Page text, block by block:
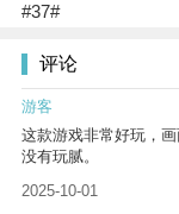
#37#
评论
游客
这款游戏非常好玩，
没有玩腻。
2025-10-01